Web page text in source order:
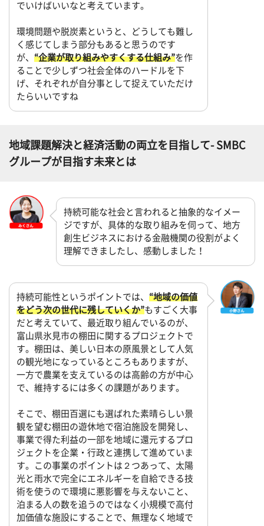
でいけばいいなと考えています。
環境問題や脱炭素というと、どうしても難し
く感じてしまう部分もあると思うのです
が、 “企業が取り組みやすくする仕組み”を作
ることで少しずつ社会全体のハードルを下
げ、それぞれが自分事として捉えていただけ
たらいいですね
地域課題解決と経済活動の両立を目指して- SMBC
グループが目指す未来とは
持続可能な社会と言われると抽象的なイメー
ジですが、具体的な取り組みを伺って、地方
創生ビジネスにおける金融機関の役割がよく
理解できましたし、感動しました！
持続可能性というポイントでは、 “地域の価値
をどう次の世代に残していくか”もすごく大事
だと考えていて、最近取り組んでいるのが、
富山県氷見市の棚田に関するプロジェクトで
す。棚田は、美しい日本の原風景として人気
の観光地になっているところもありますが、
一方で農業を支えているのは高齢の方が中心
で、維持するには多くの課題があります。
そこで、棚田百選にも選ばれた素晴らしい景
観を望む棚田の遊休地で宿泊施設を開発し、
事業で得た利益の一部を地域に還元するプロ
ジェクトを企業・行政と連携して進めていま
す。この事業のポイントは２つあって、太陽
光と雨水で完全にエネルギーを自給できる技
術を使うので環境に悪影響を与えないこと、
泊まる人の数を追うのではなく小規模で高付
加価値な施設にすることで、無理なく地域で